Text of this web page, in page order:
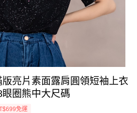
亮片素面露肩圓領短袖上衣
圈熊中大尺碼
免運